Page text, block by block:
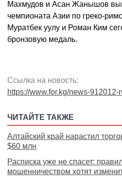
Махмудов и Асан Жанышов
чемпионата Азии по греко-
Муратбек уулу и Роман Ким
бронзовую медаль.
Ссылка на новость:
https://www.for.kg/news-912012-
ЧИТАЙТЕ ТАКЖЕ
Алтайский край нарастил
$60 млн
Расписка уже не спасет:
мошенничеством хотят